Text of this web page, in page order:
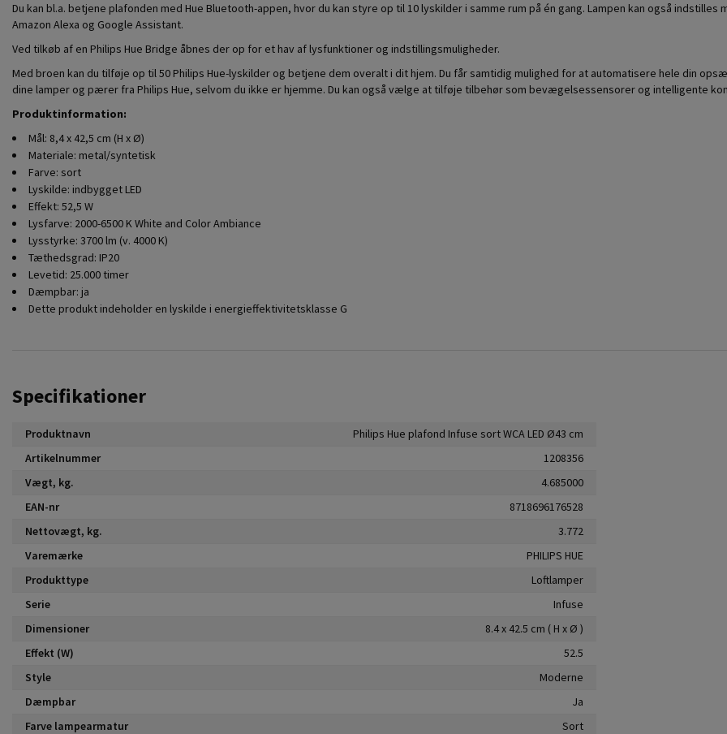
Du kan bl.a. betjene plafonden med Hue Bluetooth-appen, hvor du kan styre op til 10 lyskilder i samme rum på én gang. Lampen kan også
Amazon Alexa og Google Assistant.
Ved tilkøb af en Philips Hue Bridge åbnes der op for et hav af lysfunktioner og indstillingsmuligheder.
Med broen kan du tilføje op til 50 Philips Hue-lyskilder og betjene dem overalt i dit hjem. Du får samtidig mulighed for at automatisere hele din
dine lamper og pærer fra Philips Hue, selvom du ikke er hjemme. Du kan også vælge at tilføje tilbehør som bevægelsessensorer og intelligente
Produktinformation:
Mål: 8,4 x 42,5 cm (H x Ø)
Materiale: metal/syntetisk
Farve: sort
Lyskilde: indbygget LED
Effekt: 52,5 W
Lysfarve: 2000-6500 K White and Color Ambiance
Lysstyrke: 3700 lm (v. 4000 K)
Tæthedsgrad: IP20
Levetid: 25.000 timer
Dæmpbar: ja
Dette produkt indeholder en lyskilde i energieffektivitetsklasse G
Specifikationer
Produktnavn
Philips Hue plafond Infuse sort WCA LED Ø43 cm
Artikelnummer
1208356
Vægt, kg.
4.685000
EAN-nr
8718696176528
Nettovægt, kg.
3.772
Varemærke
PHILIPS HUE
Produkttype
Loftlamper
Serie
Infuse
Dimensioner
8.4 x 42.5 cm ( H x Ø )
Effekt (W)
52.5
Style
Moderne
Dæmpbar
Ja
Farve lampearmatur
Sort